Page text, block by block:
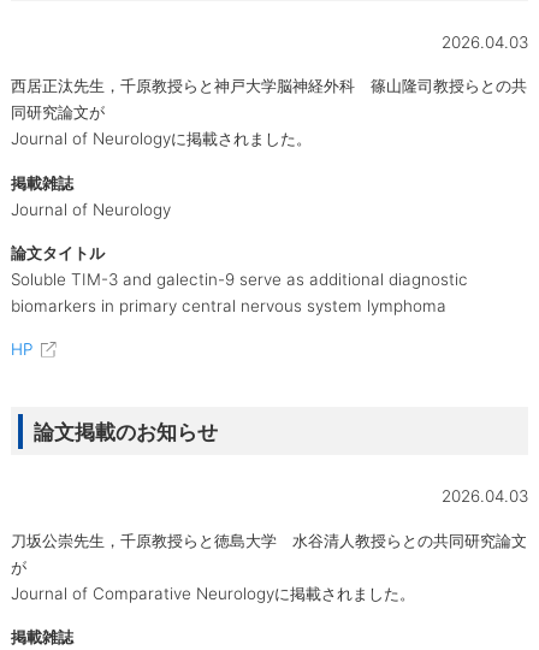
2026.04.03
西居正汰先生，千原教授らと神戸大学脳神経外科 篠山隆司教授らとの共
同研究論文が
Journal of Neurologyに掲載されました。
掲載雑誌
Journal of Neurology
論文タイトル
Soluble TIM-3 and galectin-9 serve as additional diagnostic
biomarkers in primary central nervous system lymphoma
HP
論文掲載のお知らせ
2026.04.03
刀坂公崇先生，千原教授らと徳島大学 水谷清人教授らとの共同研究論文
が
Journal of Comparative Neurologyに掲載されました。
掲載雑誌